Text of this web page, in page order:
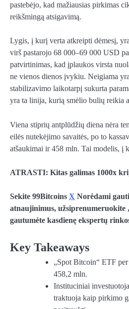
pastebėjo, kad mažiausias pirkimas
reikšmingą atsigavimą.
Lygis, į kurį verta atkreipti dėmesį,
virš pastarojo 68 000–69 000 USD
patvirtinimas, kad įplaukos virsta
ne vienos dienos įvykiu. Neigiama
stabilizavimo laikotarpį sukurta
yra ta linija, kurią smėlio bulių reikia
Viena stiprių antplūdžių diena nėra
eilės nutekėjimo savaitės, po to
atšaukimai ir 458 mln. Tai modelis, į
ATRASTI: Kitas galimas 1000x
Sekite 99Bitcoins X Norėdami
atnaujinimus, užsiprenumeruokite
gautumėte kasdienę ekspertų
Key Takeaways
„Spot Bitcoin“ ETF
458,2 mln.
Instituciniai
traktuoja kaip pirkimo